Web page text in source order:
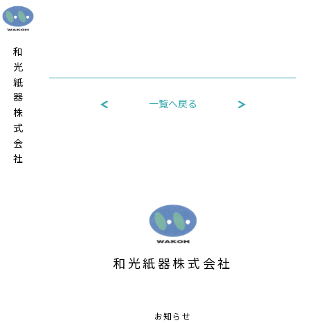
和光紙器株式会社 一覧へ戻る
和光紙器株式会社
お知らせ